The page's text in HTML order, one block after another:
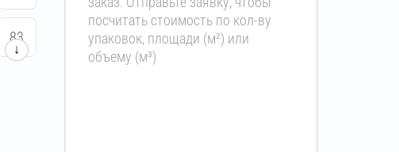
83
↓
посчитать стоимость по кол-ву
упаковок, площади (м²) или
объему (м³)